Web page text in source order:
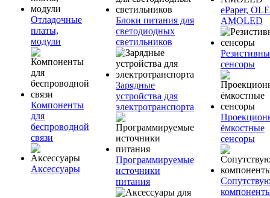
Отладочные
платы,
модули
Компоненты
для
беспроводной
связи
Аксессуары
Блоки питания для
светодиодных
светильников
Зарядные
устройства для
электротранспорта
Программируемые
источники
питания
ePaper,
AMOLED
сенсоры
ёмкостные
сенсоры